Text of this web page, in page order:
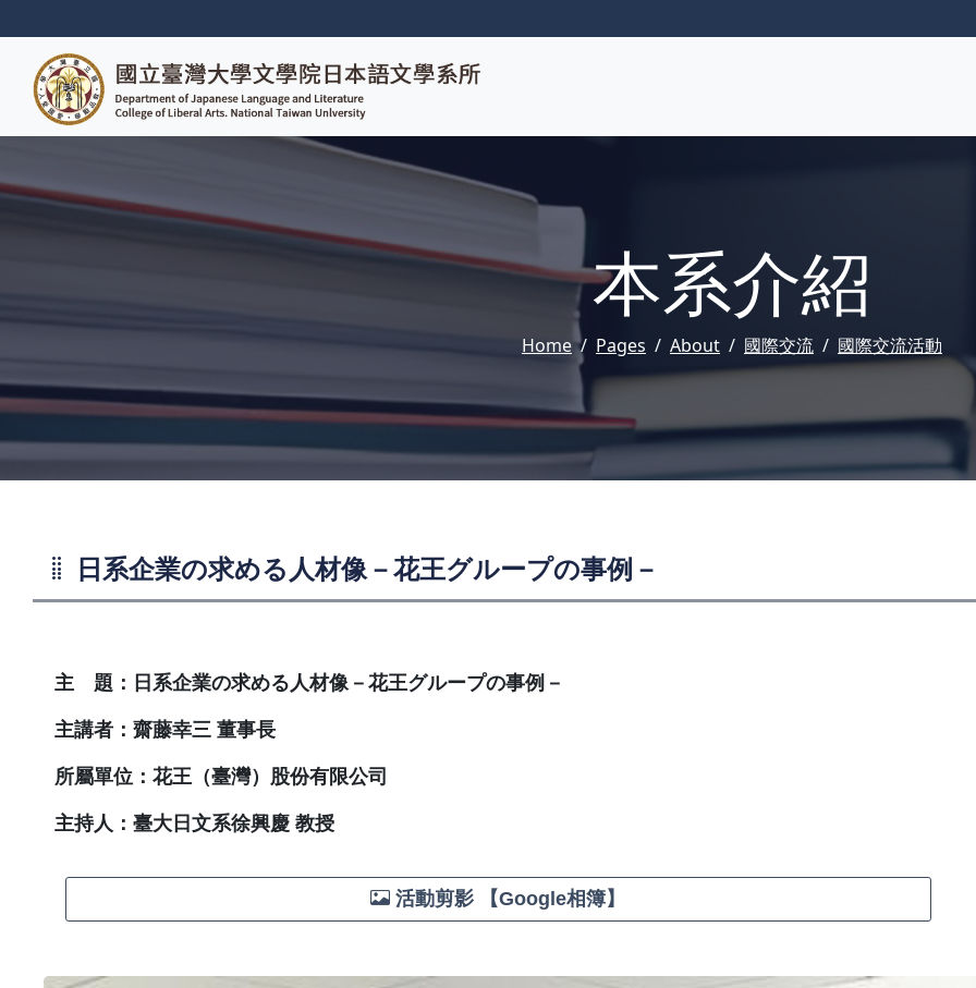
本系介紹
Home Pages About 國際交流 國際交流活動
日系企業の求める人材像－花王グループの事例－
主 題：日系企業の求める人材像－花王グループの事例－
主講者：齋藤幸三 董事長
所屬單位：花王（臺灣）股份有限公司
主持人：臺大日文系徐興慶 教授
活動剪影 【Google相簿】